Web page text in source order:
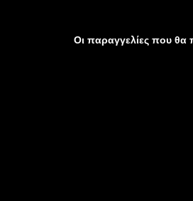
Οι παραγγελίες που θα